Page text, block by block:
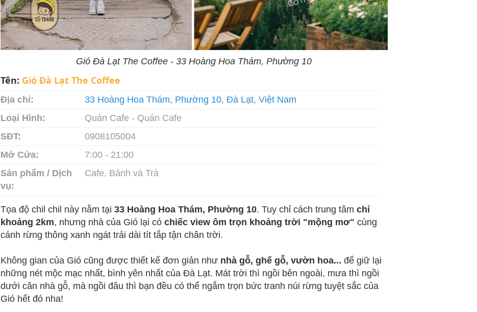
Gió Đà Lạt The Coffee - 33 Hoàng Hoa Thám, Phường 10
Tên: Gió Đà Lạt The Coffee
Địa chỉ:
33 Hoàng Hoa Thám, Phường 10, Đà Lạt, Việt Nam
Loại Hình:
Quán Cafe - Quán Cafe
SĐT:
0908105004
Mở Cửa:
7:00 - 21:00
Sản phẩm / Dịch
vụ:
Cafe, Bánh và Trà
Tọa độ chil chil này nằm tại 33 Hoàng Hoa Thám, Phường 10. Tuy chỉ cách trung tâm chỉ
khoảng 2km, nhưng nhà của Gió lại cóchiếc view ôm trọn khoảng trời "mộng mơ" cùng
cánh rừng thông xanh ngát trải dài tít tắp tận chân trời.
Không gian của Gió cũng được thiết kế đơn giản như nhà gỗ, ghế gỗ, vườn hoa... để giữ lại
những nét mộc mạc nhất, bình yên nhất của Đà Lạt. Mát trời thì ngồi bên ngoài, mưa thì ngồi
dưới căn nhà gỗ, mà ngồi đâu thì bạn đều có thể ngắm trọn bức tranh núi rừng tuyệt sắc của
Gió hết đó nha!